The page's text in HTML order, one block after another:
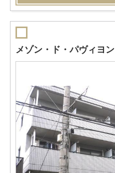
メゾン・ド・パヴィヨン